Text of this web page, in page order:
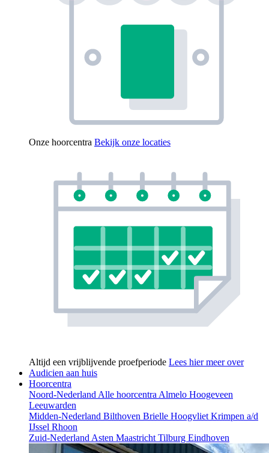
Onze hoorcentra Bekijk onze locaties
Altijd een vrijblijvende proefperiode Lees hier meer over
Audicien aan huis
Hoorcentra
Noord-NederlandAlle hoorcentraAlmelo Hoogeveen
Leeuwarden
Midden-Nederland Bilthoven Brielle HoogvlietKrimpen a/d
IJssel Rhoon
Zuid-NederlandAsten MaastrichtTilburg Eindhoven